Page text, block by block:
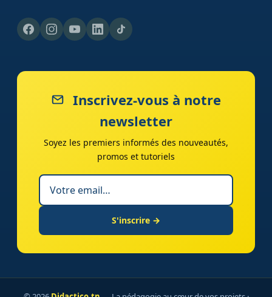
Inscrivez-vous à notre
newsletter
Soyez les premiers informés des nouveautés,
promos et tutoriels
S'inscrire →